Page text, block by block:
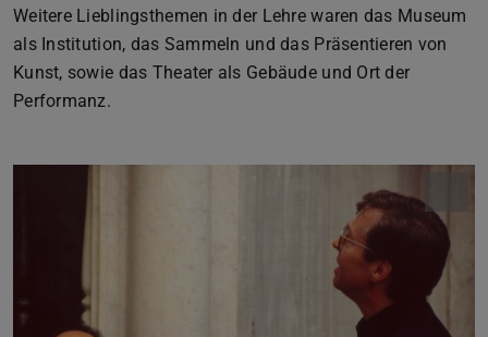
Weitere Lieblingsthemen in der Lehre waren das Museum
als Institution, das Sammeln und das Präsentieren von
Kunst, sowie das Theater als Gebäude und Ort der
Performanz.